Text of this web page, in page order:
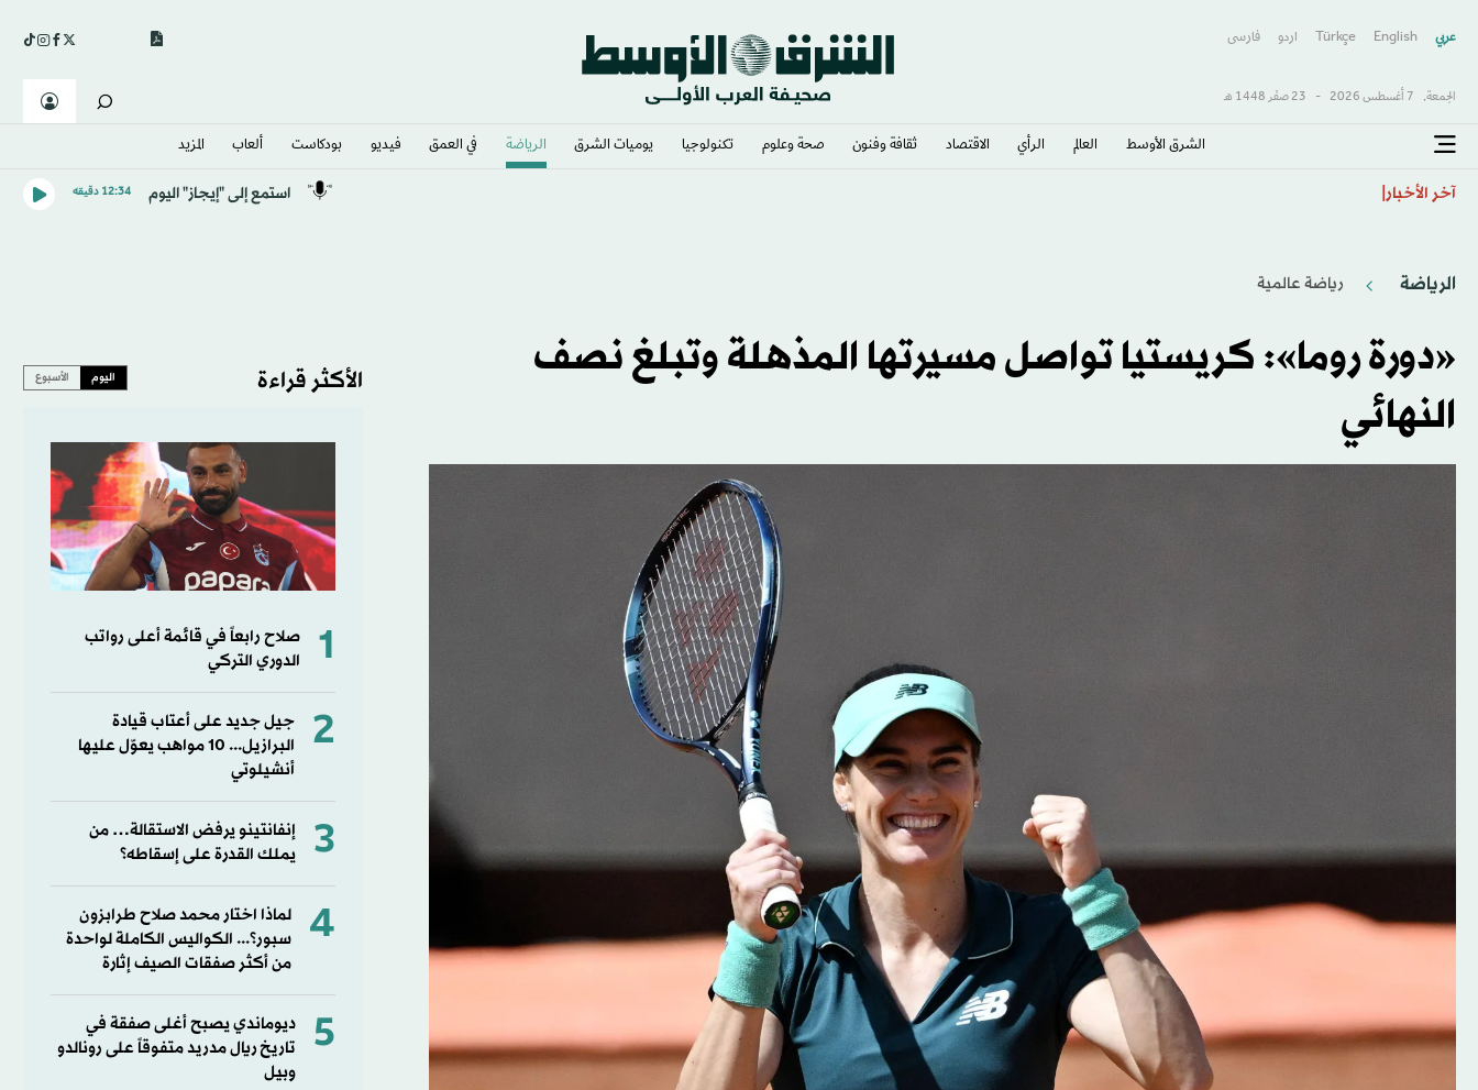
عربي English
Türkçe اردو فارسى
الجمعة, 7 أغسطس 2026 - 23 صفَر 1448 هـ
الشرق الأوسط​ العالم الرأي الاقتصاد ثقافة وفنون صحة وعلوم تكنولوجيا يوميات الشرق​ الرياضة في العمق فيديو بودكاست ألعاب المزيد
آخر الأخبار استمع إلى "إيجاز" اليوم 12:34 دقيقه
الرياضة رياضة عالمية
«دورة روما»: كريستيا تواصل مسيرتها المذهلة وتبلغ نصف
النهائي
الأكثر قراءة اليوم الأسبوع
1
صلاح رابعاً في قائمة أعلى رواتب
الدوري التركي
2
جيل جديد على أعتاب قيادة
البرازيل... 10 مواهب يعوّل عليها
أنشيلوتي
3
إنفانتينو يرفض الاستقالة… من
يملك القدرة على إسقاطه؟
4
لماذا اختار محمد صلاح طرابزون
سبور؟... الكواليس الكاملة لواحدة
من أكثر صفقات الصيف إثارة
5
ديوماندي يصبح أغلى صفقة في
تاريخ ريال مدريد متفوقاً على رونالدو
وبيل